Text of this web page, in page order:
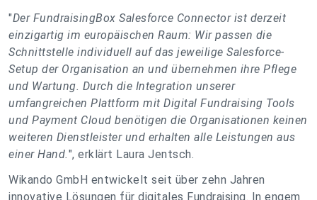
"Der FundraisingBox Salesforce Connector ist derzeit
einzigartig im europäischen Raum: Wir passen die
Schnittstelle individuell auf das jeweilige Salesforce-
Setup der Organisation an und übernehmen ihre Pflege
und Wartung. Durch die Integration unserer
umfangreichen Plattform mit Digital Fundraising Tools
und Payment Cloud benötigen die Organisationen keinen
weiteren Dienstleister und erhalten alle Leistungen aus
einer Hand.", erklärt Laura Jentsch.
Wikando GmbH entwickelt seit über zehn Jahren
innovative Lösungen für digitales Fundraising. In engem